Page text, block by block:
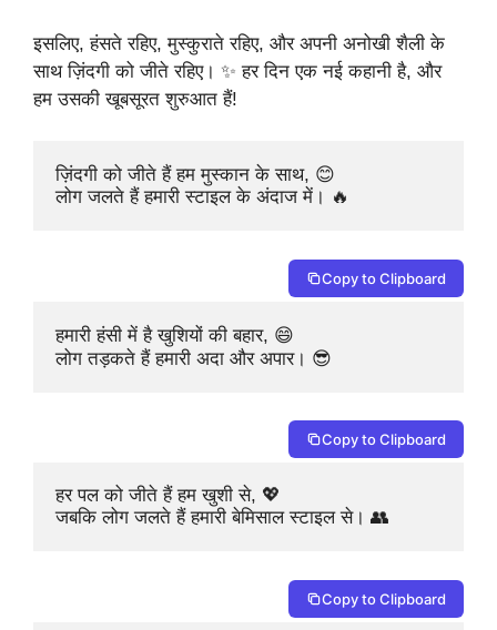
इसलिए, हंसते रहिए, मुस्कुराते रहिए, और अपनी अनोखी शैली के
साथ ज़िंदगी को जीते रहिए। ✨ हर दिन एक नई कहानी है, और
हम उसकी खूबसूरत शुरुआत हैं!
ज़िंदगी को जीते हैं हम मुस्कान के साथ, 😊
लोग जलते हैं हमारी स्टाइल के अंदाज में। 🔥
Copy to Clipboard
हमारी हंसी में है खुशियों की बहार, 😄
लोग तड़कते हैं हमारी अदा और अपार। 😎
Copy to Clipboard
हर पल को जीते हैं हम खुशी से, 💖
जबकि लोग जलते हैं हमारी बेमिसाल स्टाइल से। 👥
Copy to Clipboard